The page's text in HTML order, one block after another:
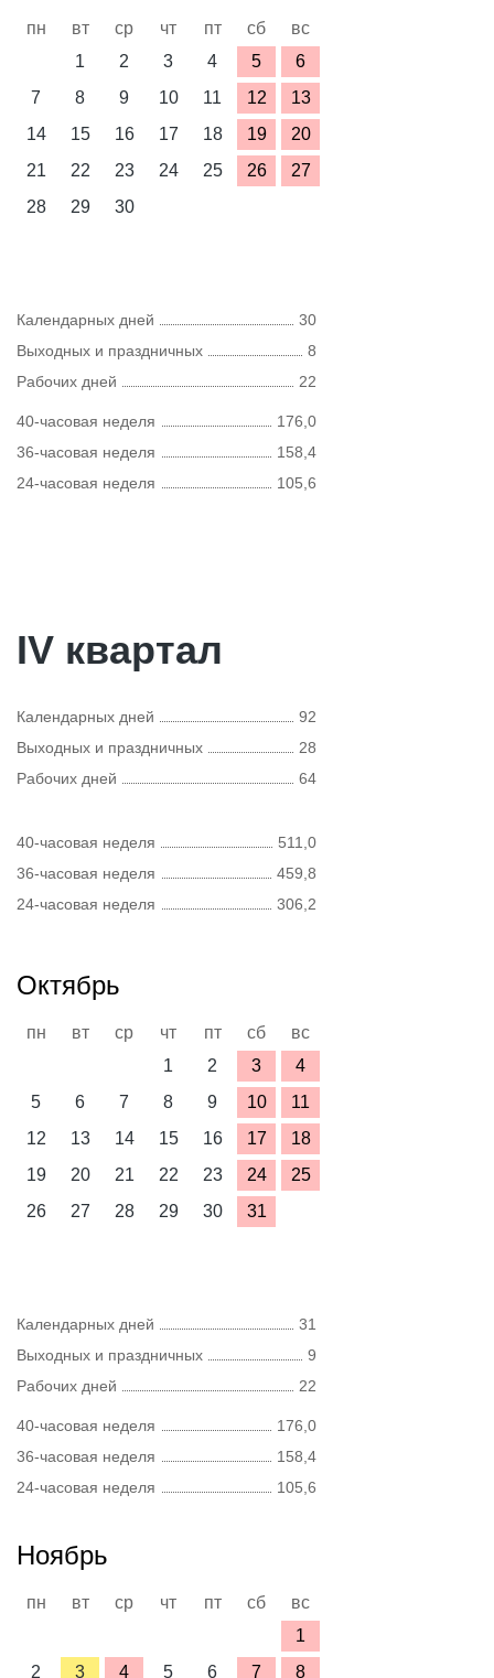
пн вт ср чт пт сб
вс
1
2 3 4 5
6
7
8 9 10 11 12
13
14
15 16 17 18 19
20
21
22 23 24 25 26
27
28
29 30
Календарных дней
30
Выходных и праздничных
8
Рабочих дней
22
40-часовая неделя
176,0
36-часовая неделя
158,4
24-часовая неделя
105,6
IV квартал
Календарных дней
92
Выходных и праздничных
28
Рабочих дней
64
40-часовая неделя
511,0
36-часовая неделя
459,8
24-часовая неделя
306,2
Октябрь
пн вт ср чт пт сб
вс
1
2 3
4
5
6 7 8 9 10
11
12
13 14 15 16 17
18
19
20 21 22 23 24
25
26
27 28 29 30 31
Календарных дней
31
Выходных и праздничных
9
Рабочих дней
22
40-часовая неделя
176,0
36-часовая неделя
158,4
24-часовая неделя
105,6
Ноябрь
пн вт ср чт пт сб
вс
1
2
3 4 5 6 7 8